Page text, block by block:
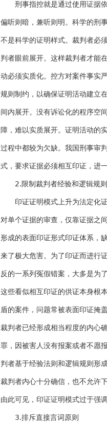
刑事指控就是通过使用证据依
偏听则暗，兼听则明。科学的刑
不是科学的证明样式。裁判者必
判者眼前展开。这样裁判者才能
动必须实质化。控方对案件事实
规则制约，以确保证明活动建立
间内展开。没有诉讼化的程序空
障，难以实质展开。证明活动的
过程中都较为欠缺。我国刑事审
式，要求证据必须相互印证，进
2.限制裁判者经验和逻辑规
印证证明模式上升为法定化证
对单个证据的审查，仅靠证据之
形成的表面印证形式印证体系，
来了极大危害。为了印证而进行
反的一系列冤假错案，大多是为
这些看似相互印证的供证本身根
盾的案件，问题常被表面印证掩
裁判者已经形成相当程度的内心
罪，因被害人没有报案或者不愿
判者基于经验法则和逻辑规则形
裁判者内心十分确信，也不允许
由此可见，印证证明模式过于强
3.排斥直接言词原则